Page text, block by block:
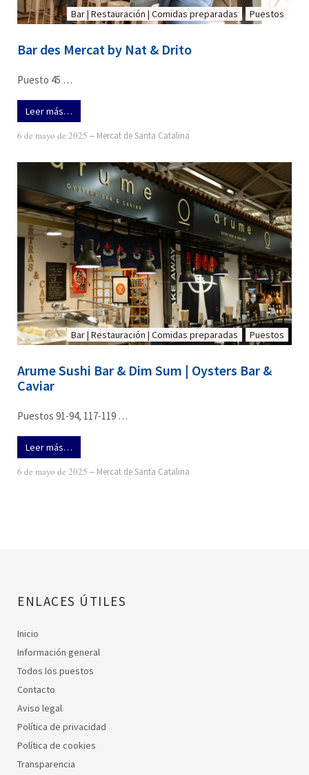
Bar | Restauración | Comidas preparadas Puestos
Bar des Mercat by Nat & Drito
Puesto 45 …
Leer más…
6 de mayo de 2025 ‒ Mercat de Santa Catalina
Bar | Restauración | Comidas preparadas Puestos
Arume Sushi Bar & Dim Sum | Oysters Bar &
Caviar
Puestos 91-94, 117-119 …
Leer más…
6 de mayo de 2025 ‒ Mercat de Santa Catalina
ENLACES ÚTILES
Inicio
Información general
Todos los puestos
Contacto
Aviso legal
Política de privacidad
Política de cookies
Transparencia